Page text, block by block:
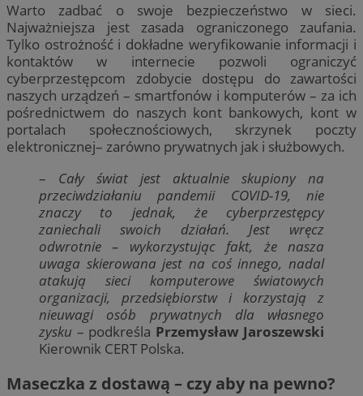
Warto zadbać o swoje bezpieczeństwo w sieci.
Najważniejsza jest zasada ograniczonego zaufania.
Tylko ostrożność i dokładne weryfikowanie informacji i
kontaktów w internecie pozwoli ograniczyć
cyberprzestępcom zdobycie dostępu do zawartości
naszych urządzeń – smartfonów i komputerów – za ich
pośrednictwem do naszych kont bankowych, kont w
portalach społecznościowych, skrzynek poczty
elektronicznej– zarówno prywatnych jak i służbowych.
– Cały świat jest aktualnie skupiony na
przeciwdziałaniu pandemii COVID-19, nie
znaczy to jednak, że cyberprzestępcy
zaniechali swoich działań. Jest wręcz
odwrotnie – wykorzystując fakt, że nasza
uwaga skierowana jest na coś innego, nadal
atakują sieci komputerowe światowych
organizacji, przedsiębiorstw i korzystają z
nieuwagi osób prywatnych dla własnego
zysku – podkreśla Przemysław Jaroszewski
Kierownik CERT Polska.
Maseczka z dostawą – czy aby na pewno?